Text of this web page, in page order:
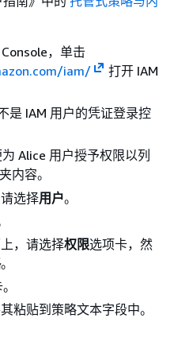
，单击
iam/
打开 IAM
是 IAM 用户的凭证登录控
Alice 用户授予权限以列
内容。
选择用户。
，请选择权限选项卡，然
。
粘贴到策略文本字段中。